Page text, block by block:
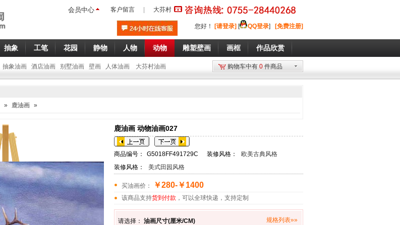
会员中心 客户留言 大芬村
您好 ！ [请登录] [ QQ登录] [免费注册]
抽象 工笔 花园 静物 人物 动物 雕塑壁画 画框 作品欣赏
抽象油画 酒店油画 别墅油画 壁画 人体油画 大芬村油画 购物车中有 0 件商品
» 鹿油画 »
鹿油画 动物油画027
商品编号： G5018FF491729C 装修风格：
欧美古典风格
装修风格：
美式田园风格
买油画价： ￥280-￥1400
该商品支持货到付款 ，可以全球快递，支持定制
请选择： 油画尺寸(厘米/CM) 规格列表»»